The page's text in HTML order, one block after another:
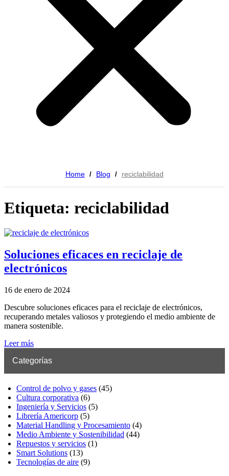
Home / Blog / reciclabilidad
Etiqueta: reciclabilidad
Soluciones eficaces en reciclaje de
electrónicos
16 de enero de 2024
Descubre soluciones eficaces para el reciclaje de electrónicos,
recuperando metales valiosos y protegiendo el medio ambiente de
manera sostenible.
Leer más
Categorías
Control de polvo y gases (45)
Cultura corporativa (6)
Ingeniería y Servicios (5)
Librería Americorp (5)
Material Handling y Procesamiento (4)
Medio Ambiente y Sostenibilidad (44)
Repuestos y servicios (1)
Smart Solutions (13)
Tecnologías de aire (9)